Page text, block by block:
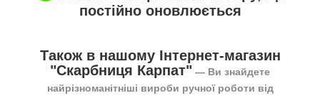
постійно оновлюється
Також в нашому Інтернет-магазин
"Скарбниця Карпат" ― Ви знайдете
найрізноманітніші вироби ручної роботи від